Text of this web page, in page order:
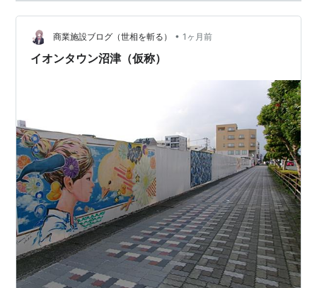
商業施設ブログ（世相を斬る） • 1ヶ月前
イオンタウン沼津（仮称）